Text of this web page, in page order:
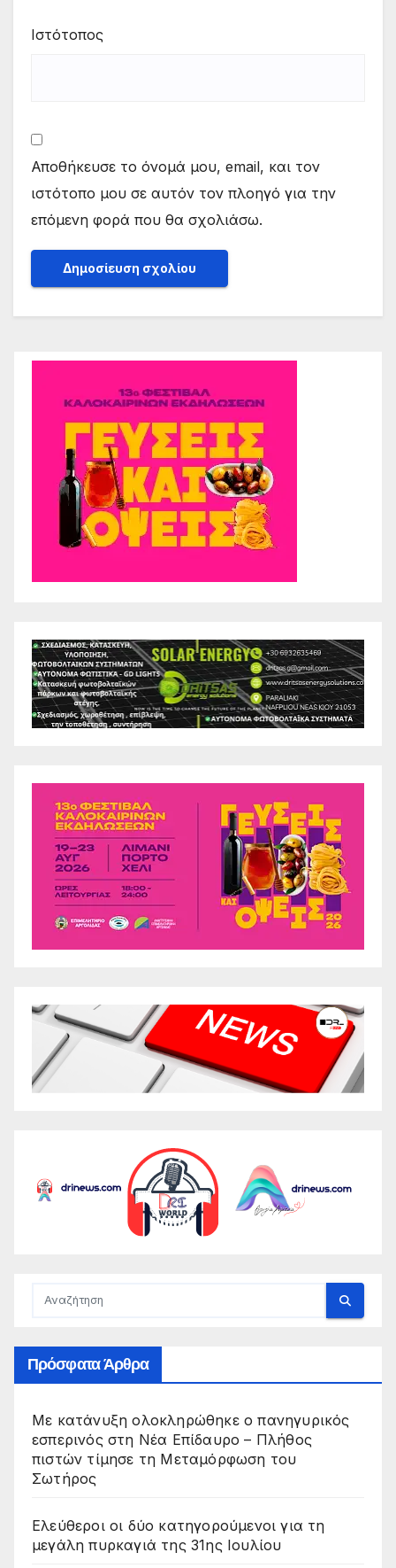
Ιστότοπος
Αποθήκευσε το όνομά μου, email, και τον
ιστότοπο μου σε αυτόν τον πλοηγό για την
επόμενη φορά που θα σχολιάσω.
Πρόσφατα Άρθρα
Με κατάνυξη ολοκληρώθηκε ο πανηγυρικός
εσπερινός στη Νέα Επίδαυρο – Πλήθος
πιστών τίμησε τη Μεταμόρφωση του
Σωτήρος
Ελεύθεροι οι δύο κατηγορούμενοι για τη
μεγάλη πυρκαγιά της 31ης Ιουλίου